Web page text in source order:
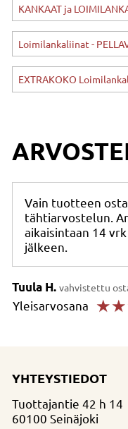
KANKAAT ja
Loimilankaliinat -
EXTRAKOKO
Vain tuotteen
tähtiarvostelun.
aikaisintaan 14
jälkeen.
Tuula H. vahvistettu
Yleisarvosana ☆☆
YHTEYSTIEDOT
Tuottajantie 42 h 14
60100 Seinäjoki